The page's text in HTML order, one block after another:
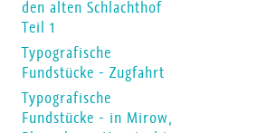
den alten Schlachthof
Teil 1
Typografische
Fundstücke - Zugfahrt
Typografische
Fundstücke - in Mirow,